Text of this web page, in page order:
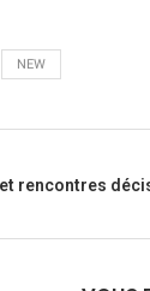
NEW
rencontres